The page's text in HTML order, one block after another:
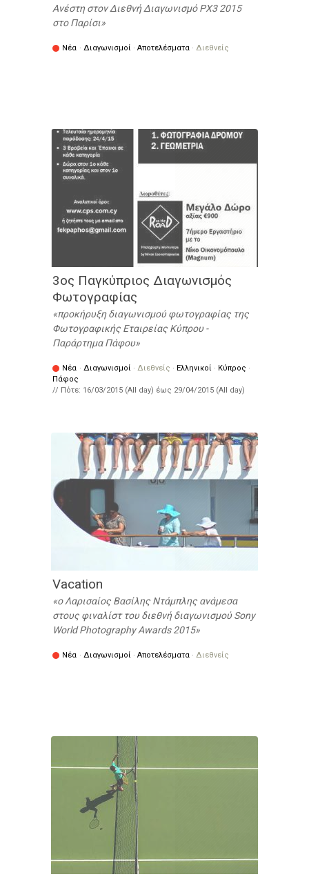
Ανέστη στον Διεθνή Διαγωνισμό PX3 2015
στο Παρίσι
Νέα · Διαγωνισμοί · Αποτελέσματα · Διεθνείς
3ος Παγκύπριος Διαγωνισμός
Φωτογραφίας
προκήρυξη διαγωνισμού φωτογραφίας της
Φωτογραφικής Εταιρείας Κύπρου -
Παράρτημα Πάφου
Νέα · Διαγωνισμοί · Διεθνείς · Ελληνικοί · Κύπρος ·
Πάφος
// Πότε: 16/03/2015 (All day) έως 29/04/2015 (All day)
Vacation
ο Λαρισαίος Βασίλης Ντάμπλης ανάμεσα
στους φιναλίστ του διεθνή διαγωνισμού Sony
World Photography Awards 2015
Νέα · Διαγωνισμοί · Αποτελέσματα · Διεθνείς